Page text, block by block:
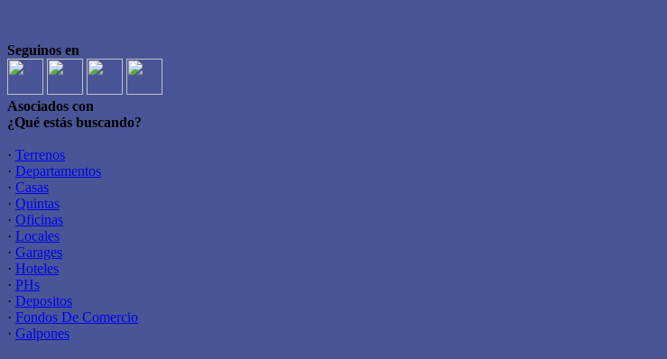
Seguinos en
Asociados con
¿Qué estás buscando?
· Terrenos
· Departamentos
· Casas
· Quintas
· Oficinas
· Locales
· Garages
· Hoteles
· PHs
· Depositos
· Fondos De Comercio
· Galpones